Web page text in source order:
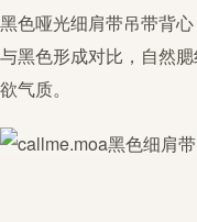
黑色哑光细肩带吊带背
与黑色形成对比，自然
欲气质。